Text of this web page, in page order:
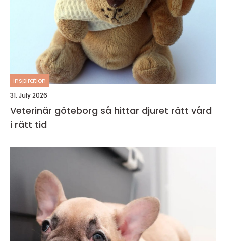
inspiration
31. July 2026
Veterinär göteborg så hittar djuret rätt vård
i rätt tid